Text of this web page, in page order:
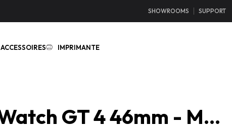
SHOWROOMS SUPPORT
ACCESSOIRES IMPRIMANTE
Huawei Watch GT 4 46mm - Marron